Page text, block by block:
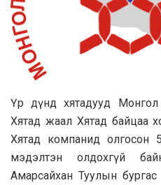
Үр дүнд хятадууд
Хятад жаал Хятад байцаа
Хятад компанид олгосон
мэдэлтэн олдохгүй
Амарсайхан Туулын бургас